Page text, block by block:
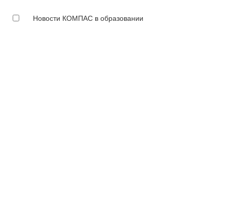
Новости КОМПАС в образовании